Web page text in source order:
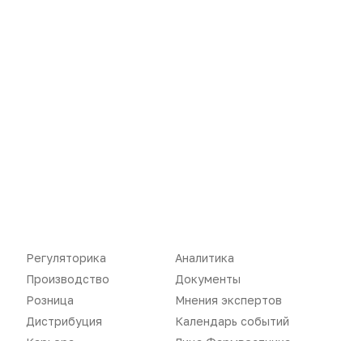
Карьера
Аналитика
Оформить подписку
Архив номеров
Регуляторика
Производство
Розница
Дистрибуция
Аналитика
Документы
Мнения экспертов
Календарь событий